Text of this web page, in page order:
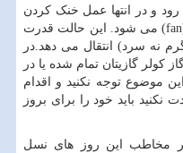
و در انتها عمل خنک کردن
می شود. این حالت قدرت
گرم نه سرد) انتقال می دهد.در
کولر گازیتان تمام شده یا در
موضوع توجه نکنید و اقدام
باید خود را برای بروز
مخاطب این روز های نسل